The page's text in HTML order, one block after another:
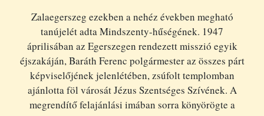
Zalaegerszeg ezekben a nehéz években megható
tanújelét adta Mindszenty-hűségének. 1947
áprilisában az Egerszegen rendezett misszió egyik
éjszakáján, Baráth Ferenc polgármester az összes párt
képviselőjének jelenlétében, zsúfolt templomban
ajánlotta föl városát Jézus Szentséges Szívének. A
megrendítő felajánlási imában sorra könyörögte a